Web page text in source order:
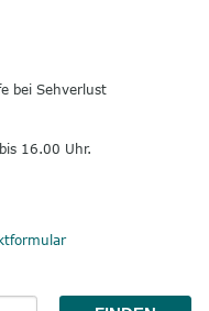
bei Sehverlust
16.00 Uhr.